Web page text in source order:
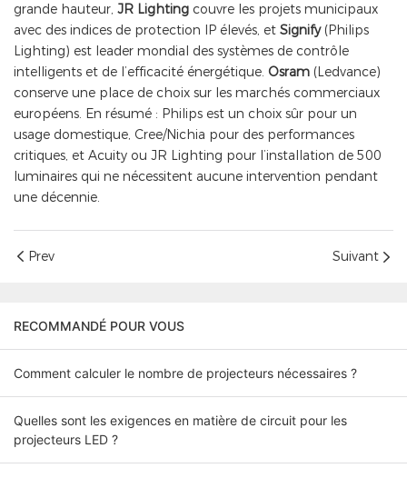
grande hauteur, JR Lighting couvre les projets municipaux
avec des indices de protection IP élevés, et Signify(Philips
Lighting) est leader mondial des systèmes de contrôle
intelligents et de l’efficacité énergétique. Osram (Ledvance)
conserve une place de choix sur les marchés commerciaux
européens. En résumé : Philips est un choix sûr pour un
usage domestique, Cree/Nichia pour des performances
critiques, et Acuity ou JR Lighting pour l’installation de 500
luminaires qui ne nécessitent aucune intervention pendant
une décennie.
Prev Suivant
RECOMMANDÉ POUR VOUS
Comment calculer le nombre de projecteurs nécessaires ?
Quelles sont les exigences en matière de circuit pour les
projecteurs LED ?